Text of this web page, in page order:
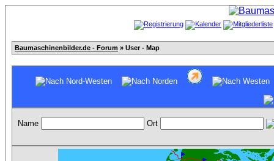
Baumaschinenbilder.de - Forum » User - Map
Name Ort